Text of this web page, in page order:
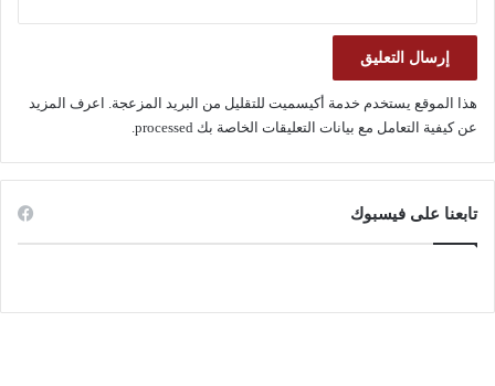
هذا الموقع يستخدم خدمة أكيسميت للتقليل من البريد المزعجة. اعرف المزيد
عن كيفية التعامل مع بيانات التعليقات الخاصة بك processed
.
تابعنا على فيسبوك